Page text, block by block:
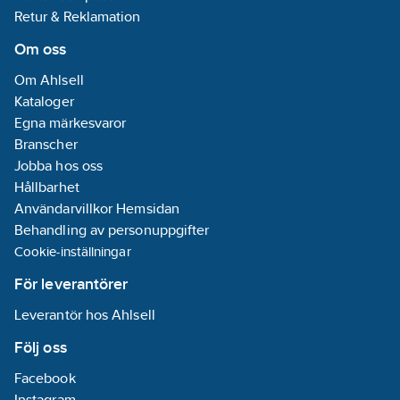
Retur & Reklamation
Om oss
Om Ahlsell
Kataloger
Egna märkesvaror
Branscher
Jobba hos oss
Hållbarhet
Användarvillkor Hemsidan
Behandling av personuppgifter
Cookie-inställningar
För leverantörer
Leverantör hos Ahlsell
Följ oss
Facebook